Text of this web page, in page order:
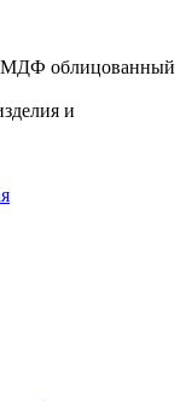
МДФ облицованный
и